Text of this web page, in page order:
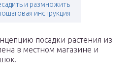
и размножить
инструкция
посадки растения из
в местном магазине и